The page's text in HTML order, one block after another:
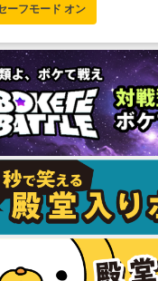
ーフモード オン